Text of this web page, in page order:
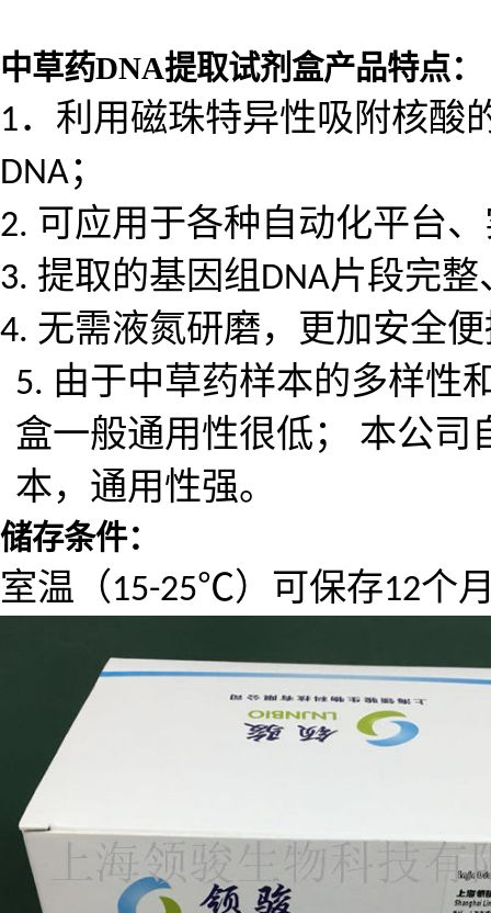
中草药DNA提取试剂盒产品特点：
1．利用磁珠特异性吸附核酸
DNA；
2. 可应用于各种自动化平台
3. 提取的基因组 DNA片段完
4. 无需液氮研磨，更加安全
5. 由于中草药样本的多样性
盒一般通用性很低；
本公司
本，通用性强。
储存条件：
室温（ 15-25℃）可保存12个